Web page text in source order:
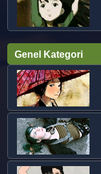
Genel Kategori